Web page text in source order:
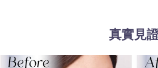
真實見